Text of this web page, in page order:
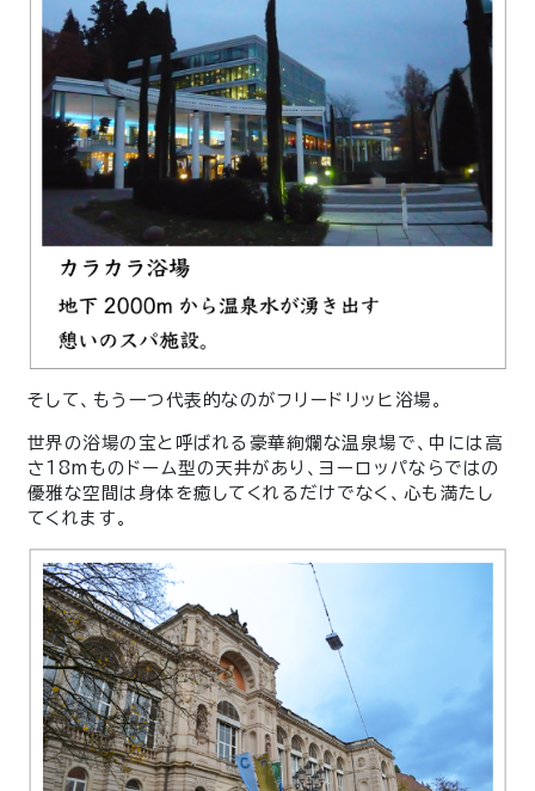
そして、もう一つ代表的なのがフリードリッヒ浴場。
世界の浴場の宝と呼ばれる豪華絢爛な温泉場で、中には高
さ18mものドーム型の天井があり、ヨーロッパならではの
優雅な空間は身体を癒してくれるだけでなく、心も満たし
てくれます。